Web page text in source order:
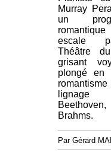
Murray
un
escale
Théâtre
grisant
plongé en
lignage
Brahms.
Par Gérard